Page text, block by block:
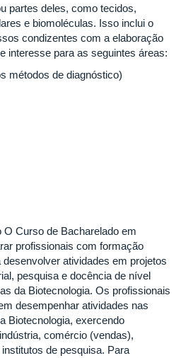
partes deles, como tecidos,
e biomoléculas. Isso inclui o
condizentes com a elaboração
interesse para as seguintes áreas:
métodos de diagnóstico)
Curso de Bacharelado em
profissionais com formação
atividades em projetos
pesquisa e docência de nível
da Biotecnologia. Os profissionais
desempenhar atividades nas
Biotecnologia, exercendo
comércio (vendas),
de pesquisa. Para